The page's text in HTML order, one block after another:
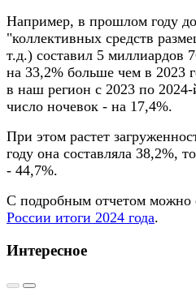
Например, в прошлом году
"коллективных средств
т.д.) составил 5 миллиардов
на 33,2% больше чем в 2023
в наш регион с 2023 по
число ночевок - на 17,4%.
При этом растет
году она составляла 38,2%,
- 44,7%.
С подробным отчетом можно
России итоги 2024 года.
Интересное